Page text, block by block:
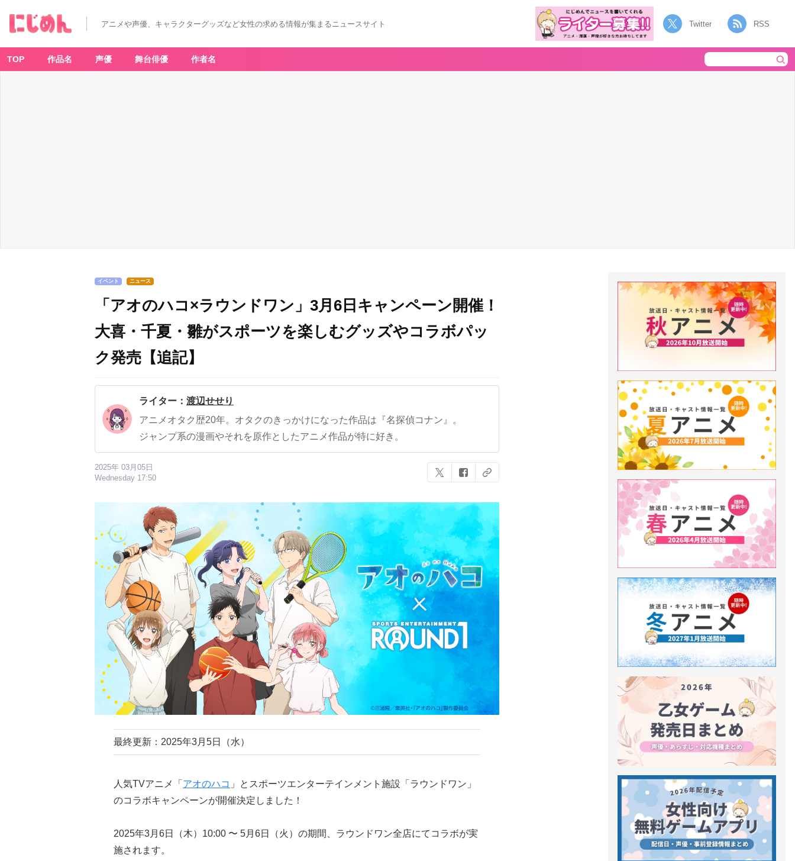
アニメや声優、キャラクターグッズなど女性の求める情報が集まるニュースサイト Twitter RSS
TOP 作品名 声優 舞台俳優 作者名
イベント ニュース
「アオのハコ×ラウンドワン」3月6日キャンペーン開催！
大喜・千夏・雛がスポーツを楽しむグッズやコラボパッ
ク発売【追記】
ライター： 渡辺せせり
アニメオタク歴20年。オタクのきっかけになった作品は『名探偵コナン』。
ジャンプ系の漫画やそれを原作としたアニメ作品が特に好き。
2025年 03月05日
Wednesday 17:50
最終更新：2025年3月5日（水）
人気TVアニメ「 アオのハコ 」とスポーツエンターテインメント施設「ラウンドワン」
のコラボキャンペーンが開催決定しました！
2025年3月6日（木）10:00 〜 5月6日（火）の期間、ラウンドワン全店にてコラボが実
施されます。